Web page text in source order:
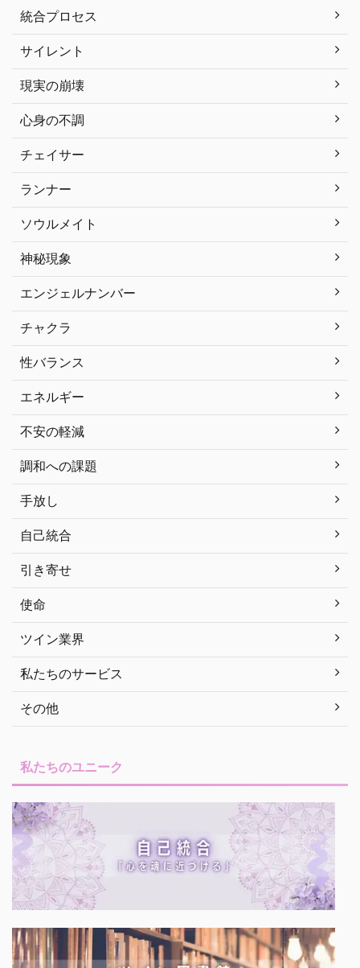
統合プロセス
サイレント
現実の崩壊
心身の不調
チェイサー
ランナー
ソウルメイト
神秘現象
エンジェルナンバー
チャクラ
性バランス
エネルギー
不安の軽減
調和への課題
手放し
自己統合
引き寄せ
使命
ツイン業界
私たちのサービス
その他
私たちのユニーク